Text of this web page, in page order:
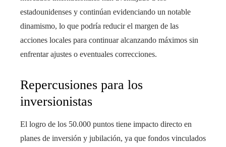
estadounidenses y continúan evidenciando un notable
dinamismo, lo que podría reducir el margen de las
acciones locales para continuar alcanzando máximos sin
enfrentar ajustes o eventuales correcciones.
Repercusiones para los
inversionistas
El logro de los 50.000 puntos tiene impacto directo en
planes de inversión y jubilación, ya que fondos vinculados